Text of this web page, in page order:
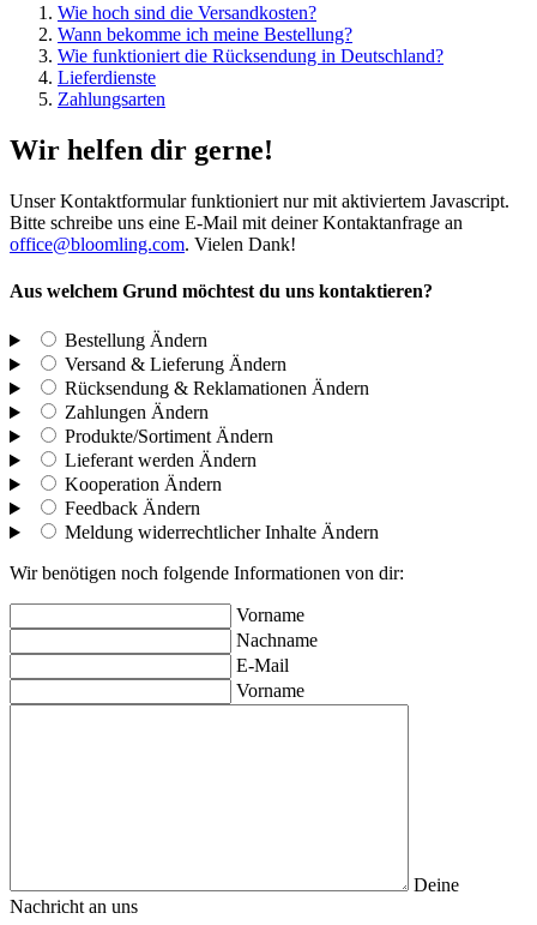
Wie hoch sind die Versandkosten?
Wann bekomme ich meine Bestellung?
Wie funktioniert die Rücksendung in Deutschland?
Lieferdienste
Zahlungsarten
Wir helfen dir gerne!
Unser Kontaktformular funktioniert nur mit aktiviertem Javascript.
Bitte schreibe uns eine E-Mail mit deiner Kontaktanfrage an
office@bloomling.com. Vielen Dank!
Aus welchem Grund möchtest du uns kontaktieren?
Bestellung Ändern
Versand & Lieferung Ändern
Rücksendung & Reklamationen Ändern
Zahlungen Ändern
Produkte/Sortiment Ändern
Lieferant werden Ändern
Kooperation Ändern
Feedback Ändern
Meldung widerrechtlicher Inhalte Ändern
Wir benötigen noch folgende Informationen von dir:
Vorname
Nachname
E-Mail
Vorname
Deine
Nachricht an uns